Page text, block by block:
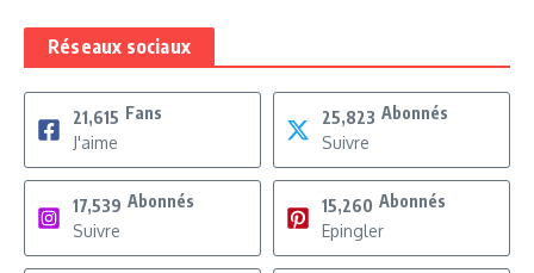
Réseaux sociaux
21,615 Fans
J'aime
25,823 Abonnés
Suivre
17,539 Abonnés
Suivre
15,260 Abonnés
Epingler